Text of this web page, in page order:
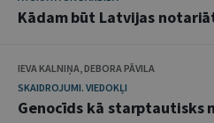
Kādam būt Latvijas
IEVA KALNIŅA, DEBORA PĀVILA
SKAIDROJUMI. VIEDOKĻI
Genocīds kā starptautisks